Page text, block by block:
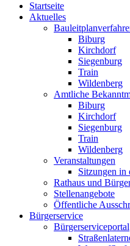
Startseite
Aktuelles
Biburg
Kirchdorf
Siegenburg
Train
Wildenberg
Amtliche
Biburg
Kirchdorf
Siegenburg
Train
Wildenberg
Veranstaltungen
Sitzungen in
Rathaus und
Stellenangebote
Öffentliche
Bürgerservice
Bürgerserviceportal